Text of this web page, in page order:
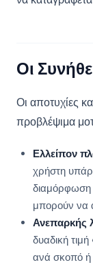
Οι
Οι αποτυχίες
προβλέψιμα
Ελλείπον
χρήστη
διαμόρφωση
μπορούν να
Ανεπαρκής
δυαδική
ανά σκοπό ή